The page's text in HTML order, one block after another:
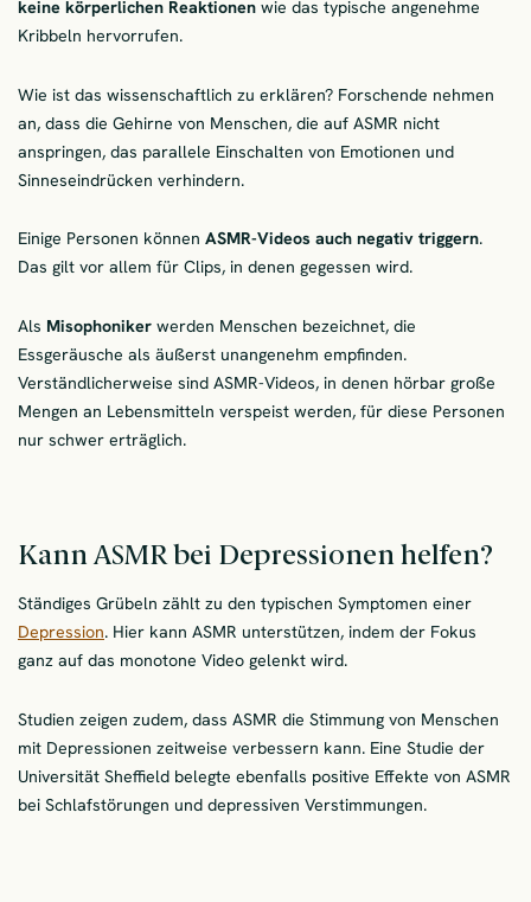
keine körperlichen Reaktionen wie das typische angenehme
Kribbeln hervorrufen.
Wie ist das wissenschaftlich zu erklären? Forschende nehmen
an, dass die Gehirne von Menschen, die auf ASMR nicht
anspringen, das parallele Einschalten von Emotionen und
Sinneseindrücken verhindern.
Einige Personen können ASMR-Videos auch negativ triggern.
Das gilt vor allem für Clips, in denen gegessen wird.
Als Misophoniker werden Menschen bezeichnet, die
Essgeräusche als äußerst unangenehm empfinden.
Verständlicherweise sind ASMR-Videos, in denen hörbar große
Mengen an Lebensmitteln verspeist werden, für diese Personen
nur schwer erträglich.
Kann ASMR bei Depressionen helfen?
Ständiges Grübeln zählt zu den typischen Symptomen einer
Depression. Hier kann ASMR unterstützen, indem der Fokus
ganz auf das monotone Video gelenkt wird.
Studien zeigen zudem, dass ASMR die Stimmung von Menschen
mit Depressionen zeitweise verbessern kann. Eine Studie der
Universität Sheffield belegte ebenfalls positive Effekte von ASMR
bei Schlafstörungen und depressiven Verstimmungen.